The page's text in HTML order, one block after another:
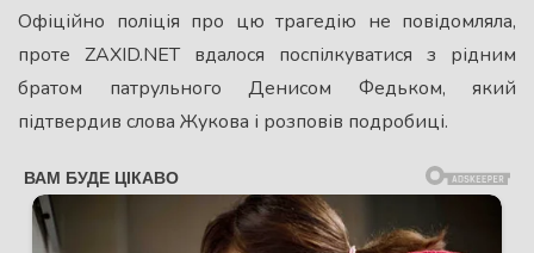
Офіційно поліція про цю трагедію не повідомляла,
проте ZAXID.NET вдалося поспілкуватися з рідним
братом патрульного Денисом Федьком, який
підтвердив слова Жукова і розповів подробиці.